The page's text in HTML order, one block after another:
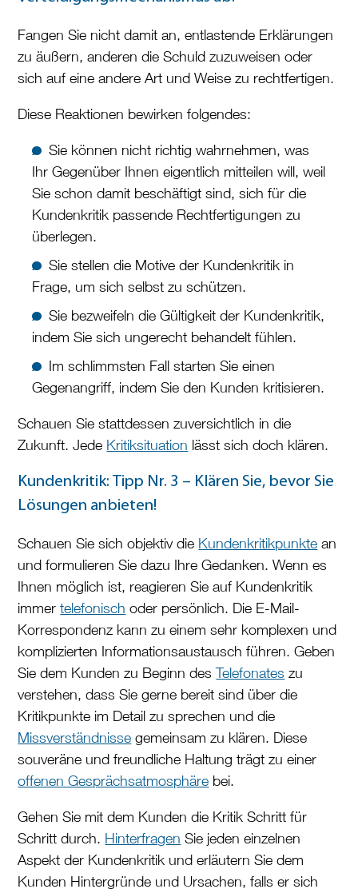
Fangen Sie nicht damit an, entlastende Erklärungen
zu äußern, anderen die Schuld zuzuweisen oder
sich auf eine andere Art und Weise zu rechtfertigen.
Diese Reaktionen bewirken folgendes:
Sie können nicht richtig wahrnehmen, was
Ihr Gegenüber Ihnen eigentlich mitteilen will, weil
Sie schon damit beschäftigt sind, sich für die
Kundenkritik passende Rechtfertigungen zu
überlegen.
Sie stellen die Motive der Kundenkritik in
Frage, um sich selbst zu schützen.
Sie bezweifeln die Gültigkeit der Kundenkritik,
indem Sie sich ungerecht behandelt fühlen.
Im schlimmsten Fall starten Sie einen
Gegenangriff, indem Sie den Kunden kritisieren.
Schauen Sie stattdessen zuversichtlich in die
Zukunft. Jede Kritiksituation lässt sich doch klären.
Kundenkritik: Tipp Nr. 3 – Klären Sie, bevor Sie
Lösungen anbieten!
Schauen Sie sich objektiv die Kundenkritikpunkte an
und formulieren Sie dazu Ihre Gedanken. Wenn es
Ihnen möglich ist, reagieren Sie auf Kundenkritik
immertelefonisch oder persönlich. Die E-Mail-
Korrespondenz kann zu einem sehr komplexen und
komplizierten Informationsaustausch führen. Geben
Sie dem Kunden zu Beginn desTelefonates zu
verstehen, dass Sie gerne bereit sind über die
Kritikpunkte im Detail zu sprechen und die
Missverständnisse gemeinsam zu klären. Diese
souveräne und freundliche Haltung trägt zu einer
offenen Gesprächsatmosphäre bei.
Gehen Sie mit dem Kunden die Kritik Schritt für
Schritt durch. Hinterfragen Sie jeden einzelnen
Aspekt der Kundenkritik und erläutern Sie dem
Kunden Hintergründe und Ursachen, falls er sich